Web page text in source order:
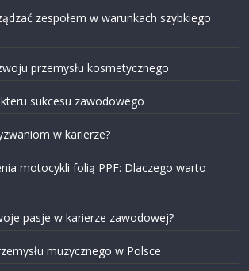
zespołem w warunkach szybkiego
przemysłu kosmetycznego
sukcesu zawodowego
w karierze?
motocykli folią PPF: Dlaczego warto
pasje w karierze zawodowej?
muzycznego w Polsce